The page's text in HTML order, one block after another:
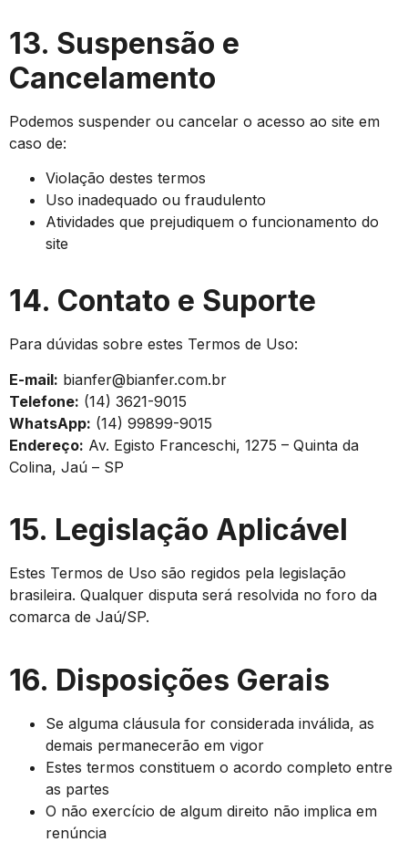
13. Suspensão e
Cancelamento
Podemos suspender ou cancelar o acesso ao site em
caso de:
Violação destes termos
Uso inadequado ou fraudulento
Atividades que prejudiquem o funcionamento do
site
14. Contato e Suporte
Para dúvidas sobre estes Termos de Uso:
E-mail: bianfer@bianfer.com.br
Telefone: (14) 3621-9015
WhatsApp: (14) 99899-9015
Endereço: Av. Egisto Franceschi, 1275 – Quinta da
Colina, Jaú – SP
15. Legislação Aplicável
Estes Termos de Uso são regidos pela legislação
brasileira. Qualquer disputa será resolvida no foro da
comarca de Jaú/SP.
16. Disposições Gerais
Se alguma cláusula for considerada inválida, as
demais permanecerão em vigor
Estes termos constituem o acordo completo entre
as partes
O não exercício de algum direito não implica em
renúncia